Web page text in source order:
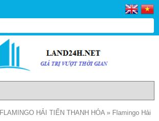
FLAMINGO HẢI TIẾN THANH HÓA» Flamingo Hải